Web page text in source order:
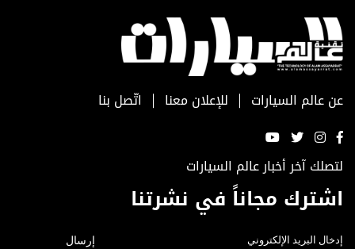
عن عالم السيارات للإعلان معنا اتّصل بنا
لتصلك آخر أخبار عالم السيارات
اشترك مجاناً في نشرتنا